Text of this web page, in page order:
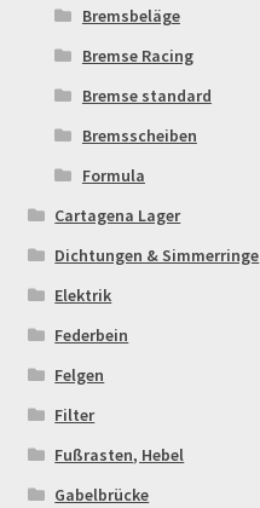
Bremsbeläge
Bremse Racing
Bremse standard
Bremsscheiben
Formula
Cartagena Lager
Dichtungen & Simmerringe
Elektrik
Federbein
Felgen
Filter
Fußrasten, Hebel
Gabelbrücke